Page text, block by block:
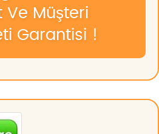
Ve Müşteri
Garantisi !